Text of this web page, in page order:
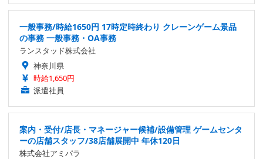
一般事務/時給1650円 17時定時終わり クレーンゲーム景品
の事務 一般事務・OA事務
ランスタッド株式会社
神奈川県
時給1,650円
派遣社員
案内・受付/店長・マネージャー候補/設備管理 ゲームセンタ
ーの店舗スタッフ/38店舗展開中 年休120日
株式会社アミパラ